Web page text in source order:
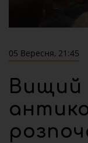
05 Вересня, 21:45
Вищий